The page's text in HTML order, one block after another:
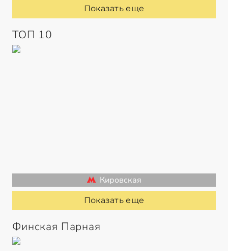
Показать еще
ТОП 10
Кировская
Показать еще
Финская Парная